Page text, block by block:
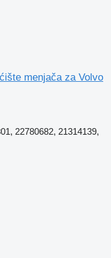
menjača za Volvo
22780682, 21314139,